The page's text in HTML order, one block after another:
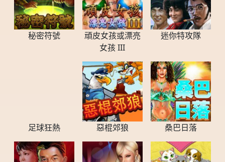
秘密符號
頑皮女孩或漂亮
女孩 III
迷你特攻隊
足球狂熱 惡棍郊狼 桑巴日落